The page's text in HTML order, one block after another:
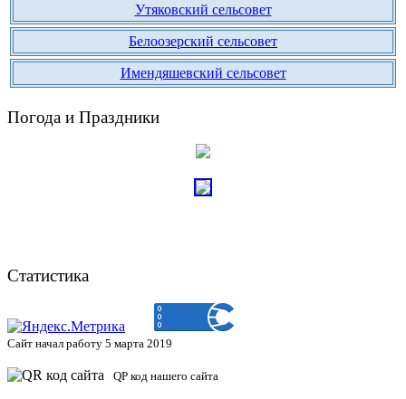
Утяковский сельсовет
Белоозерский сельсовет
Имендяшевский сельсовет
Погода и Праздники
Статистика
Сайт начал работу 5 марта 2019
QP код нашего сайта